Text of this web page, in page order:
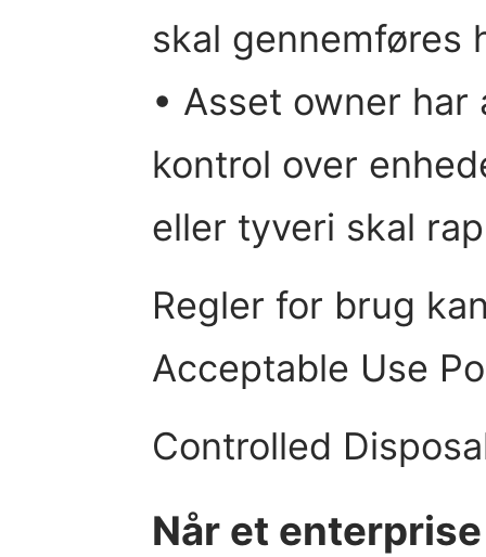
skal gennemføres
• Asset owner
kontrol over
eller tyveri skal
Regler for brug
Acceptable Use
Controlled
Når et